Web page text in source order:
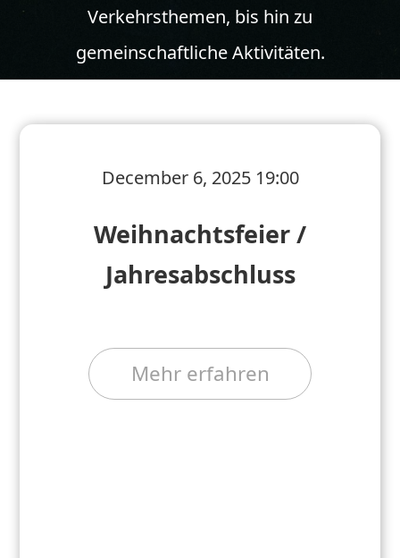
Verkehrsthemen, bis hin zu
gemeinschaftliche Aktivitäten.
December 6, 2025 19:00
Weihnachtsfeier /
Jahresabschluss
Mehr erfahren